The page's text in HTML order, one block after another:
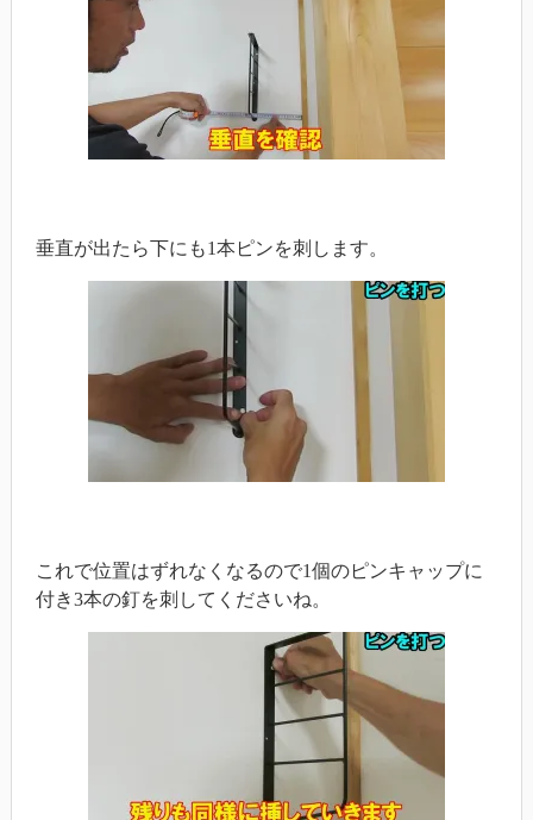
垂直が出たら下にも1本ピンを刺します。
これで位置はずれなくなるので1個のピンキャップに
付き3本の釘を刺してくださいね。